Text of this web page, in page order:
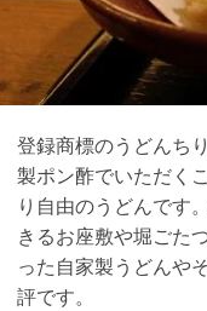
登録商標のうどんち
製ポン酢でいただく
り自由のうどんです
きるお座敷や堀ごた
った自家製うどんや
評です。